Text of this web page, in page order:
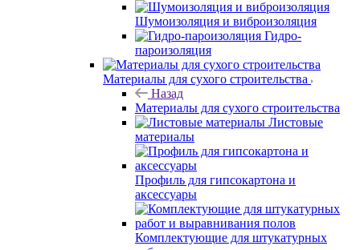
Шумоизоляция и виброизоляция
Гидро-
пароизоляция
Материалы для сухого строительства
Назад
Материалы для сухого строительства
Листовые
материалы
Профиль для гипсокартона и
аксессуары
Комплектующие для штукатурных